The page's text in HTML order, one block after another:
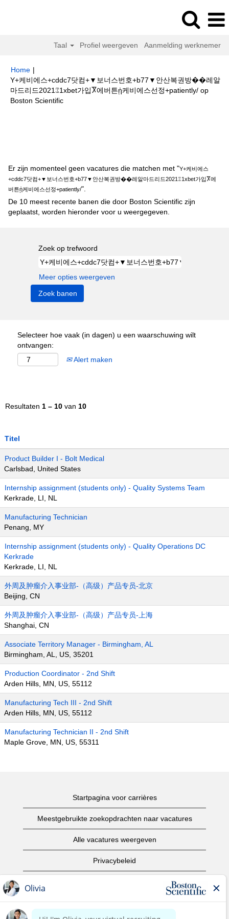
Taal Profiel weergeven Aanmelding werknemer
Home |
Y+케비에스+cddc7닷컴+▼보너스번호+b77▼안산복권방��레알
마드리드2021⑄1xbet가입Ⴟ에버튼ᾐ케비에스선정+patiently/ op
Boston Scientific(huidige
Er zijn momenteel geen vacatures die matchen met "Y+케비에스
+cddc7닷컴+▼보너스번호+b77▼안산복권방��레알마드리드2021⑄1xbet가입Ⴟ에
버튼ᾐ케비에스선정+patiently/".
De 10 meest recente banen die door Boston Scientific zijn
geplaatst, worden hieronder voor u weergegeven.
Zoek op trefwoord
Meer opties weergeven
Selecteer hoe vaak (in dagen) u een waarschuwing wilt
ontvangen:
Alert maken
Resultaten 1 – 10 van 10
Titel
Product Builder I - Bolt Medical
Carlsbad, United States
Internship assignment (students only) - Quality Systems Team
Kerkrade, LI, NL
Manufacturing Technician
Penang, MY
Internship assignment (students only) - Quality Operations DC
Kerkrade
Kerkrade, LI, NL
外周及肿瘤介入事业部-（高级）产品专员-北京
Beijing, CN
外周及肿瘤介入事业部-（高级）产品专员-上海
Shanghai, CN
Associate Territory Manager - Birmingham, AL
Birmingham, AL, US, 35201
Production Coordinator - 2nd Shift
Arden Hills, MN, US, 55112
Manufacturing Tech III - 2nd Shift
Arden Hills, MN, US, 55112
Manufacturing Technician II - 2nd Shift
Maple Grove, MN, US, 55311
Startpagina voor carrières
Meestgebruikte zoekopdrachten naar vacatures
Alle vacatures weergeven
Privacybeleid
Copyright informatie